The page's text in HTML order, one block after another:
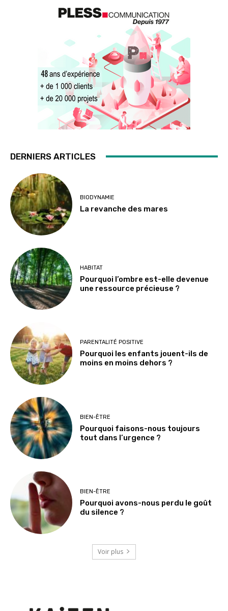
DERNIERS ARTICLES
BIODYNAMIE
La revanche des mares
HABITAT
Pourquoi l’ombre est-elle devenue
une ressource précieuse ?
PARENTALITÉ POSITIVE
Pourquoi les enfants jouent-ils de
moins en moins dehors ?
BIEN-ÊTRE
Pourquoi faisons-nous toujours
tout dans l’urgence ?
BIEN-ÊTRE
Pourquoi avons-nous perdu le goût
du silence ?
Voir plus